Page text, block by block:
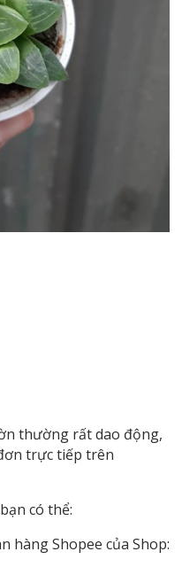
thường rất dao động,
trực tiếp trên
có thể:
Shopee của Shop: